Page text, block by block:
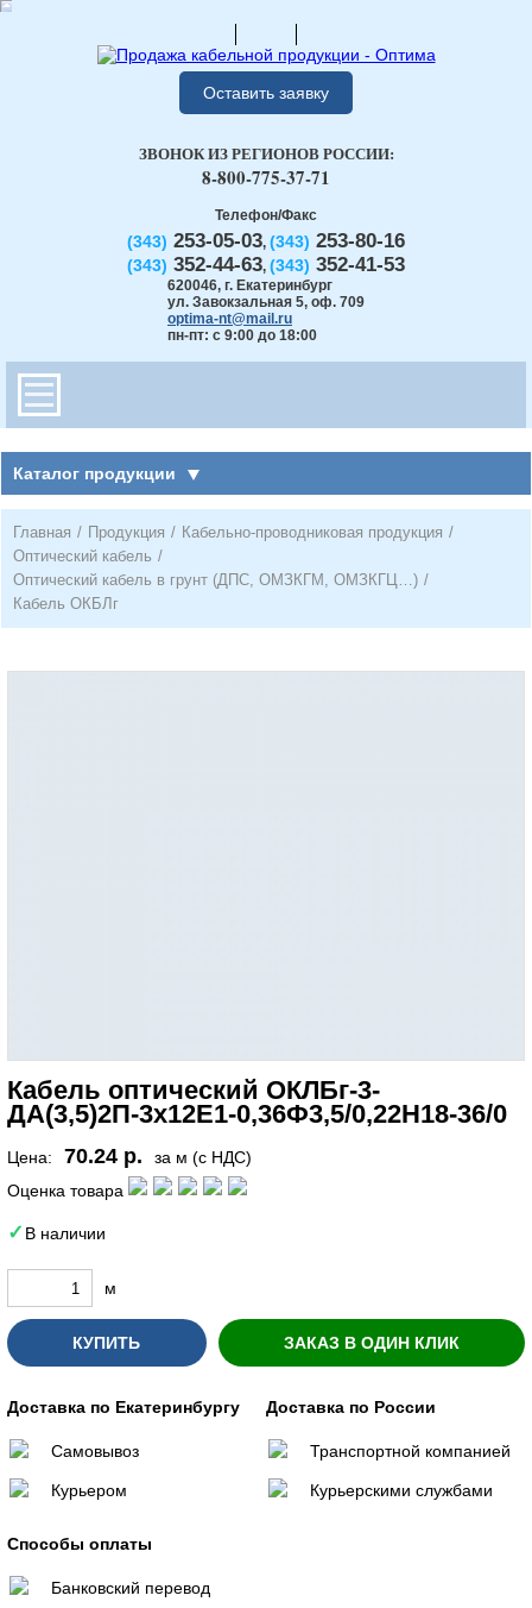
Оставить заявку
Телефон/Факс
(343) 253-05-03, (343) 253-80-16
(343) 352-44-63, (343) 352-41-53
620046, г. Екатеринбург
ул. Завокзальная 5, оф. 709
optima-nt@mail.ru
пн-пт: с 9:00 до 18:00
ЗВОНОК ИЗ РЕГИОНОВ РОССИИ:
8-800-775-37-71
Каталог продукции
Главная / Продукция / Кабельно-проводниковая продукция /
Оптический кабель /
Оптический кабель в грунт (ДПС, ОМЗКГМ, ОМЗКГЦ…) /
Кабель ОКБЛг
Кабель оптический ОКЛБг-3-
ДА(3,5)2П-3х12Е1-0,36Ф3,5/0,22Н18-36/0
Цена: 70.24 р.
за м (с НДС)
Оценка товара
В наличии
м
КУПИТЬ ЗАКАЗ В ОДИН КЛИК
Доставка по Екатеринбургу
Самовывоз
Курьером
Доставка по России
Транспортной компанией
Курьерскими службами
Способы оплаты
Банковский перевод